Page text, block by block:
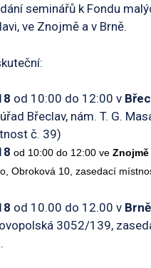
seminářů k Fondu
ve Znojmě a v Brně.
od 10:00 do 12:00 v
Břeclav, nám. T. G.
č. 39)
od 10:00 do 12:00 ve Znojmě
Obroková 10, zasedací
od 10.00 do 12.00 v Brně
3052/139,